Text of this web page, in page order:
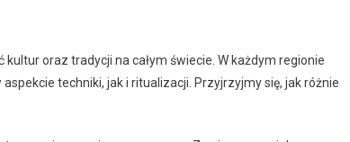
oraz tradycji na całym świecie. W każdym regionie
techniki, jak i ritualizacji. Przyjrzyjmy się, jak różnie